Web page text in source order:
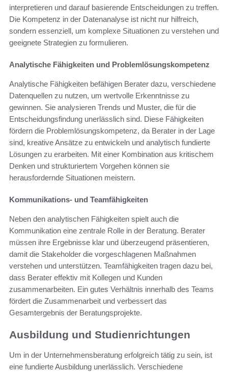
interpretieren und darauf basierende Entscheidungen zu treffen.
Die Kompetenz in der Datenanalyse ist nicht nur hilfreich,
sondern essenziell, um komplexe Situationen zu verstehen und
geeignete Strategien zu formulieren.
Analytische Fähigkeiten und Problemlösungskompetenz
Analytische Fähigkeiten befähigen Berater dazu, verschiedene
Datenquellen zu nutzen, um wertvolle Erkenntnisse zu
gewinnen. Sie analysieren Trends und Muster, die für die
Entscheidungsfindung unerlässlich sind. Diese Fähigkeiten
fördern die Problemlösungskompetenz, da Berater in der Lage
sind, kreative Ansätze zu entwickeln und analytisch fundierte
Lösungen zu erarbeiten. Mit einer Kombination aus kritischem
Denken und strukturiertem Vorgehen können sie
herausfordernde Situationen meistern.
Kommunikations- und Teamfähigkeiten
Neben den analytischen Fähigkeiten spielt auch die
Kommunikation eine zentrale Rolle in der Beratung. Berater
müssen ihre Ergebnisse klar und überzeugend präsentieren,
damit die Stakeholder die vorgeschlagenen Maßnahmen
verstehen und unterstützen. Teamfähigkeiten tragen dazu bei,
dass Berater effektiv mit Kollegen und Kunden
zusammenarbeiten. Ein gutes Verhältnis innerhalb des Teams
fördert die Zusammenarbeit und verbessert das
Gesamtergebnis der Beratungsprojekte.
Ausbildung und Studienrichtungen
Um in der Unternehmensberatung erfolgreich tätig zu sein, ist
eine fundierte Ausbildung unerlässlich. Verschiedene